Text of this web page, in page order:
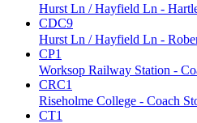
Hurst Ln / Hayfield Ln -
CDC9
Hurst Ln / Hayfield Ln -
CP1
Worksop Railway Station -
CRC1
Riseholme College - Coach
CT1